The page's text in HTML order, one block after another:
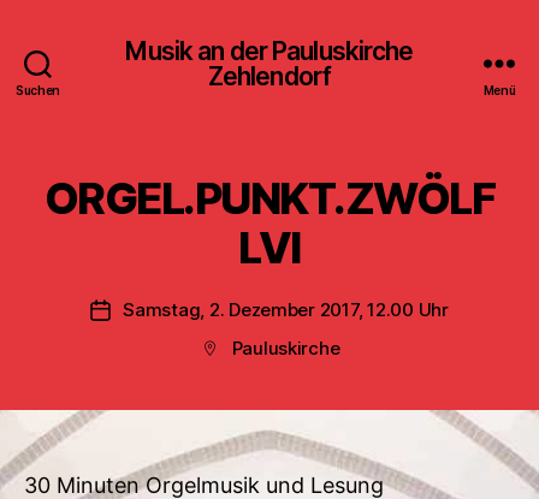
Suchen
Musik an der Pauluskirche
Zehlendorf
Menü
ORGEL.PUNKT.ZWÖLF
LVI
Veröffentlichungsdatum
Samstag, 2. Dezember 2017, 12.00 Uhr
Beitragsort
Pauluskirche
30 Minuten Orgelmusik und Lesung